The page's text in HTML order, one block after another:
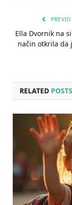
Ella Dvornik na
način otkrila da
RELATED POSTS